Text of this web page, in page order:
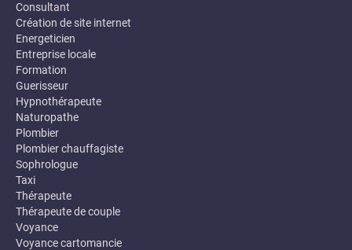
Consultant
Création de site internet
Energeticien
Entreprise locale
Formation
Guerisseur
Hypnothérapeute
Naturopathe
Plombier
Plombier chauffagiste
Sophrologue
Taxi
Thérapeute
Thérapeute de couple
Voyance
Voyance cartomancie